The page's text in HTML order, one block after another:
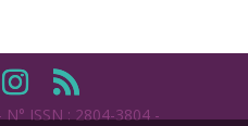
N° ISSN : 2804-3804 -